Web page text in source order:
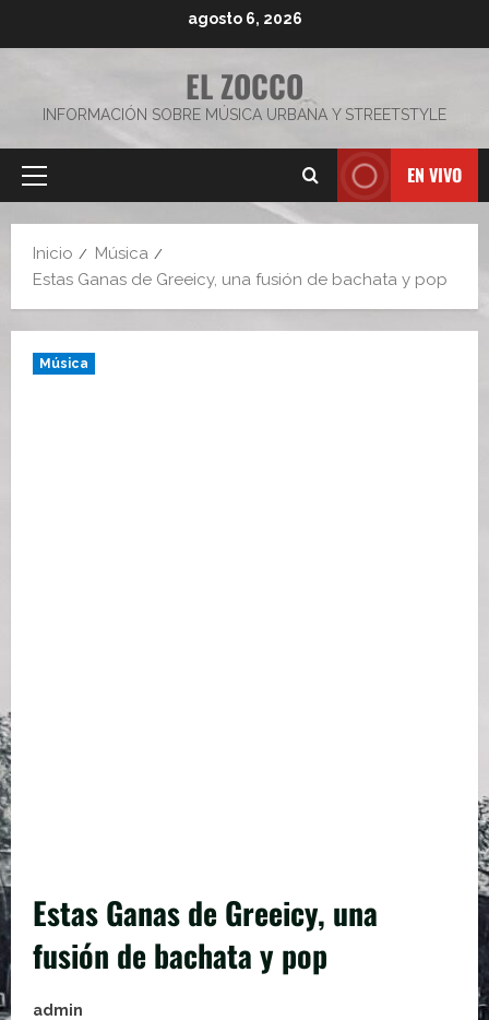
agosto 6, 2026
EL ZOCCO
INFORMACIÓN SOBRE MÚSICA URBANA Y STREETSTYLE
Menú
EN VIVO
Inicio
Música
Estas Ganas de Greeicy, una fusión de bachata y pop
Música
Estas Ganas de Greeicy, una
fusión de bachata y pop
admin